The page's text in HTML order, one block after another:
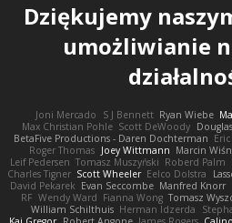
Dziękujemy
umożliwianie
Joni Mercado S J Bennett Ryan Wiebe
Max Christian Pohle Scott DeWoody
BetaFive Productions - Daren Dochterman
Roger Thomas Joey Wittmann Marcin
Leif Pedersen Tomasz Muszyński Roberd Palm
Charles Tigner Scott Wheeler Eelco Dolstra
David Pekarek Evan Seccombe Manfred Knorr
RF Wendy Ward Fianna Wong Tomasz
William Schilthuis Herman Idzerda